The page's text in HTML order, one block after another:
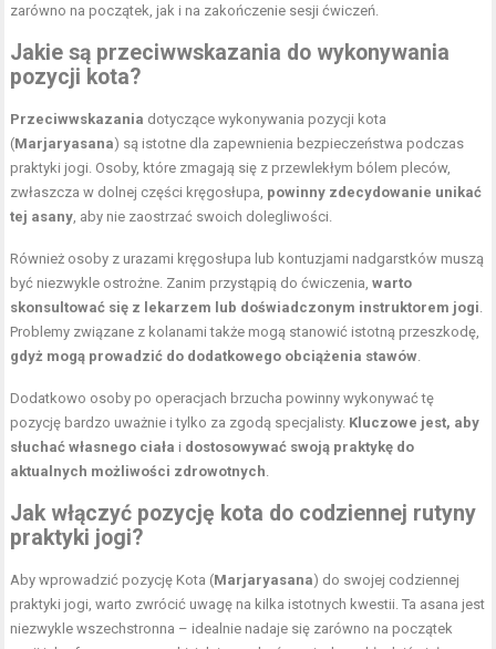
zarówno na początek, jak i na zakończenie sesji ćwiczeń.
Jakie są przeciwwskazania do wykonywania
pozycji kota?
Przeciwwskazania dotyczące wykonywania pozycji kota
(Marjaryasana) są istotne dla zapewnienia bezpieczeństwa podczas
praktyki jogi. Osoby, które zmagają się z przewlekłym bólem pleców,
zwłaszcza w dolnej części kręgosłupa, powinny zdecydowanie unikać
tej asany , aby nie zaostrzać swoich dolegliwości.
Również osoby z urazami kręgosłupa lub kontuzjami nadgarstków muszą
być niezwykle ostrożne. Zanim przystąpią do ćwiczenia,warto
skonsultować się z lekarzem lub doświadczonym instruktorem jogi
Problemy związane z kolanami także mogą stanowić istotną przeszkodę,
gdyż mogą prowadzić do dodatkowego obciążenia stawów
Dodatkowo osoby po operacjach brzucha powinny wykonywać tę
pozycję bardzo uważnie i tylko za zgodą specjalisty. Kluczowe jest, aby
słuchać własnego ciała i dostosowywać swoją praktykę do
aktualnych możliwości zdrowotnych
Jak włączyć pozycję kota do codziennej rutyny
praktyki jogi?
Aby wprowadzić pozycję Kota (Marjaryasana) do swojej codziennej
praktyki jogi, warto zwrócić uwagę na kilka istotnych kwestii. Ta asana jest
niezwykle wszechstronna – idealnie nadaje się zarówno na początek